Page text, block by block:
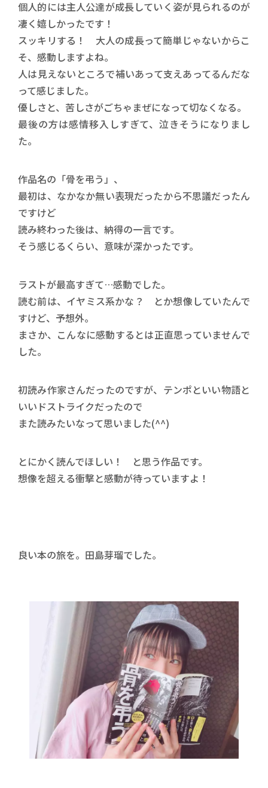
個人的には主人公達が成長していく姿が見られるのが
凄く嬉しかったです！
スッキリする！ 大人の成長って簡単じゃないからこ
そ、感動しますよね。
人は見えないところで補いあって支えあってるんだな
って感じました。
優しさと、苦しさがごちゃまぜになって切なくなる。
最後の方は感情移入しすぎて、泣きそうになりまし
た。
作品名の「骨を弔う」、
最初は、なかなか無い表現だったから不思議だったん
ですけど
読み終わった後は、納得の一言です。
そう感じるくらい、意味が深かったです。
ラストが最高すぎて…感動でした。
読む前は、イヤミス系かな？ とか想像していたんで
すけど、予想外。
まさか、こんなに感動するとは正直思っていませんで
した。
初読み作家さんだったのですが、テンポといい物語と
いいドストライクだったので
また読みたいなって思いました(^^)
とにかく読んでほしい！ と思う作品です。
想像を超える衝撃と感動が待っていますよ！
良い本の旅を。田島芽瑠でした。